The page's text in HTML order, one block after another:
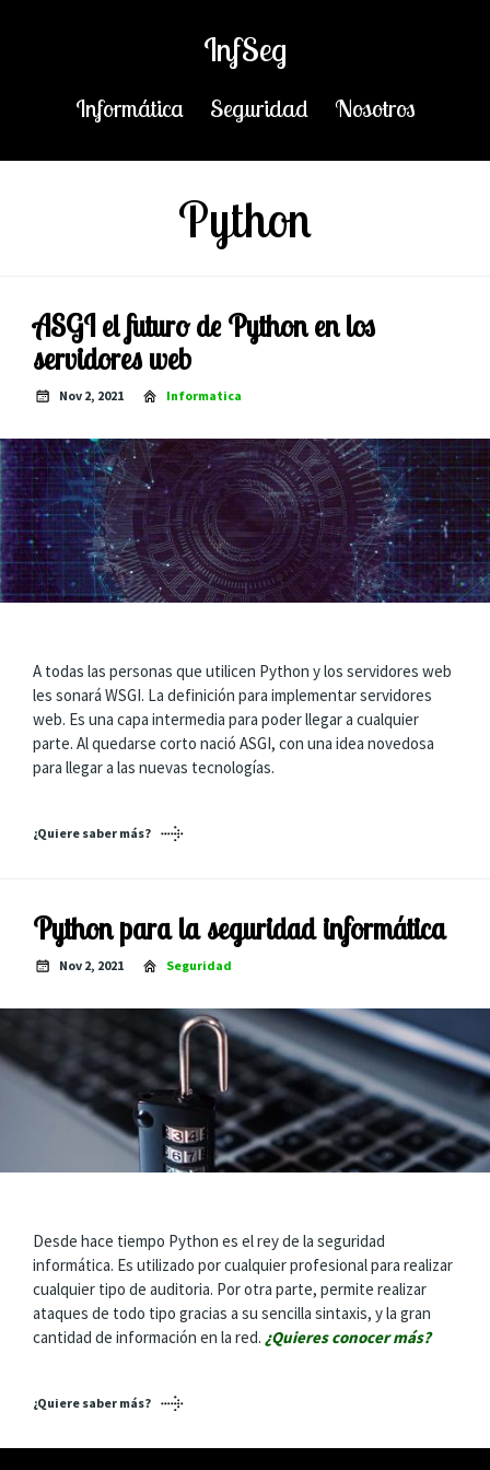
InfSeg
Informática Seguridad Nosotros
Python
ASGI el futuro de Python en los
servidores web
Nov 2, 2021 Informatica
A todas las personas que utilicen Python y los servidores web
les sonará WSGI. La definición para implementar servidores
web. Es una capa intermedia para poder llegar a cualquier
parte. Al quedarse corto nació ASGI, con una idea novedosa
para llegar a las nuevas tecnologías.
¿Quiere saber más?
Python para la seguridad informática
Nov 2, 2021 Seguridad
Desde hace tiempo Python es el rey de la seguridad
informática. Es utilizado por cualquier profesional para realizar
cualquier tipo de auditoria. Por otra parte, permite realizar
ataques de todo tipo gracias a su sencilla sintaxis, y la gran
cantidad de información en la red. ¿Quieres conocer más?
¿Quiere saber más?